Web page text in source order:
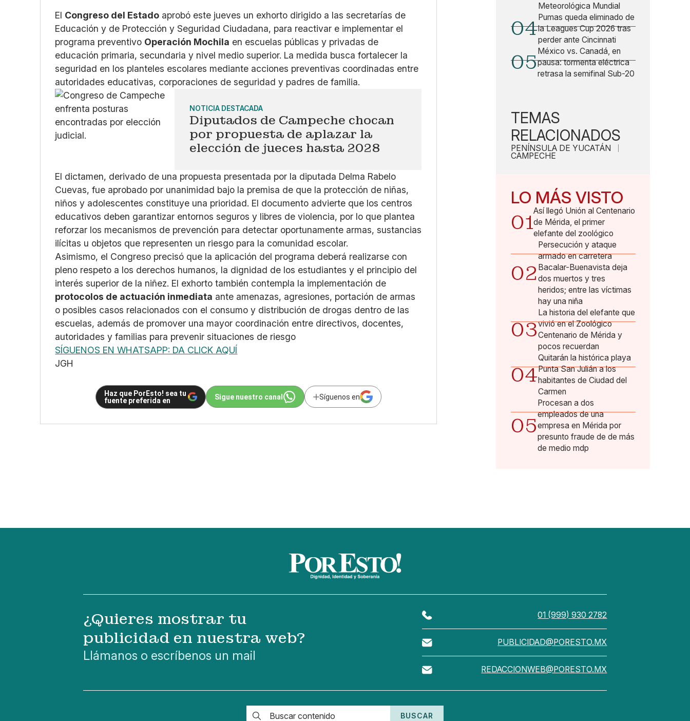
Copiar enlace
El Congreso del Estado aprobó este jueves un exhorto dirigido a las secretarías de
Educación y de Protección y Seguridad Ciudadana, para reactivar e implementar el
programa preventivo Operación Mochila en escuelas públicas y privadas de
educación primaria, secundaria y nivel medio superior. La medida busca fortalecer la
seguridad en los planteles escolares mediante acciones preventivas coordinadas entre
autoridades educativas, corporaciones de seguridad y padres de familia.
NOTICIA DESTACADA
Diputados de Campeche chocan
por propuesta de aplazar la
elección de jueces hasta 2028
El dictamen, derivado de una propuesta presentada por la diputada Delma Rabelo
Cuevas, fue aprobado por unanimidad bajo la premisa de que la protección de niñas,
niños y adolescentes constituye una prioridad. El documento advierte que los centros
educativos deben garantizar entornos seguros y libres de violencia, por lo que plantea
reforzar los mecanismos de prevención para detectar oportunamente armas, sustancias
ilícitas u objetos que representen un riesgo para la comunidad escolar.
Asimismo, el Congreso precisó que la aplicación del programa deberá realizarse con
pleno respeto a los derechos humanos, la dignidad de los estudiantes y el principio del
interés superior de la niñez. El exhorto también contempla la implementación de
protocolos de actuación inmediata ante amenazas, agresiones, portación de armas
o posibles casos relacionados con el consumo y distribución de drogas dentro de las
escuelas, además de promover una mayor coordinación entre directivos, docentes,
autoridades y familias para prevenir situaciones de riesgo
SÍGUENOS EN WHATSAPP: DA CLICK AQUÍ
JGH
Haz que PorEsto! sea tu
fuente preferida en
Sigue nuestro canal Síguenos en
Meteorológica Mundial
04Pumas queda eliminado de
la Leagues Cup 2026 tras
perder ante Cincinnati
05México vs. Canadá, en
pausa: tormenta eléctrica
retrasa la semifinal Sub-20
TEMAS
RELACIONADOS
PENÍNSULA DE YUCATÁN
CAMPECHE
LO MÁS VISTO
01Así llegó Unión al Centenario
de Mérida, el primer
elefante del zoológico
02
Persecución y ataque
armado en carretera
Bacalar-Buenavista deja
dos muertos y tres
heridos; entre las víctimas
hay una niña
03
La historia del elefante que
vivió en el Zoológico
Centenario de Mérida y
pocos recuerdan
04
Quitarán la histórica playa
Punta San Julián a los
habitantes de Ciudad del
Carmen
05
Procesan a dos
empleados de una
empresa en Mérida por
presunto fraude de de más
de medio mdp
¿Quieres mostrar tu
publicidad en nuestra web?
Llámanos o escríbenos un mail
01 (999) 930 2782
PUBLICIDAD@PORESTO.MX
REDACCIONWEB@PORESTO.MX
BUSCAR